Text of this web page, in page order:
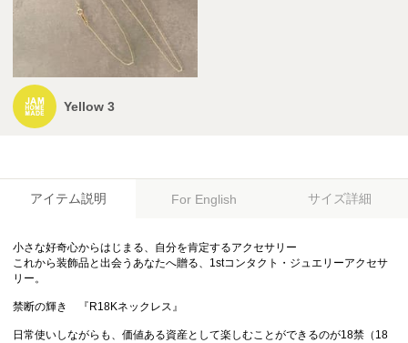
Yellow 3
アイテム説明 For English サイズ詳細
小さな好奇心からはじまる、自分を肯定するアクセサリー
これから装飾品と出会うあなたへ贈る、1stコンタクト・ジュエリーアクセサ
リー。
禁断の輝き 『R18Kネックレス』
日常使いしながらも、価値ある資産として楽しむことができるのが18禁（18